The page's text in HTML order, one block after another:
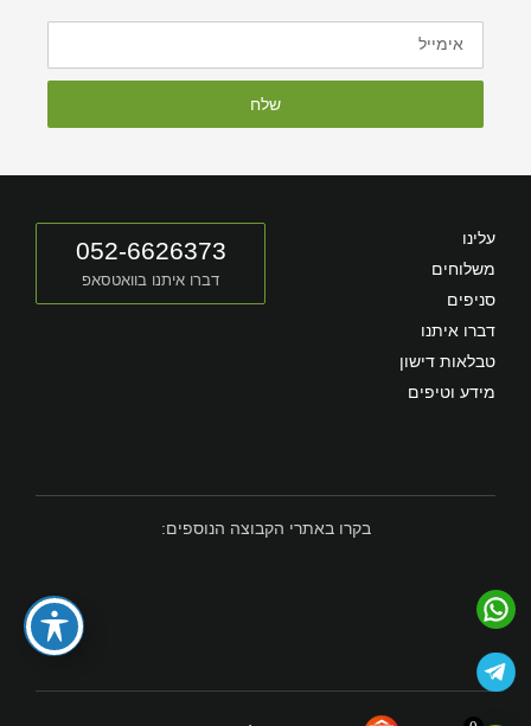
שלח
עלינו
משלוחים
סניפים
דברו איתנו
טבלאות דישון
מידע וטיפים
052-6626373
דברו איתנו בוואטסאפ
בקרו באתרי הקבוצה הנוספים: